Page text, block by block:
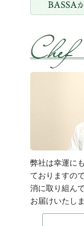
弊社は幸運に
ておりますの
消に取り組ん
お届けいたしま